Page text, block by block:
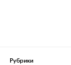
Рубрики